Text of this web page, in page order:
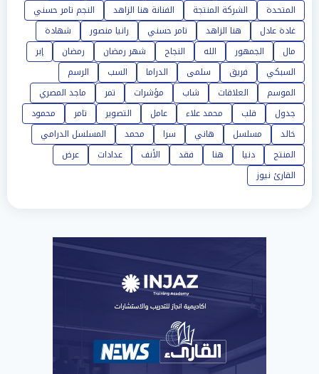
المتحدة
الشركة المنتجة الفنانة هنا الزاهد
النجم تامر حسني
غادة عادل
هنا الزاهد تامر حسني رانيا منصور
شهادة
مال
الجمهور الله النجاح شهر رمضان رمضان
إبر
السبكي
فريق سلمى الدراما السب
الرسم
الموسم
العلاقات شاب مؤشرات تمر
ماجد المصري
جدول
قلب محمد علاء عامل التصوير تامر
محمود
خالد
مسلسل هاني سرا محمد
المسلسل الدرامي
المنتج
دنيا هنا فقد الأنف عدادات
عرض
القارئ نيوز